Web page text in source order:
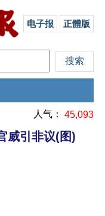
电子报 正體版
人气： 45,093
威引非议(图)